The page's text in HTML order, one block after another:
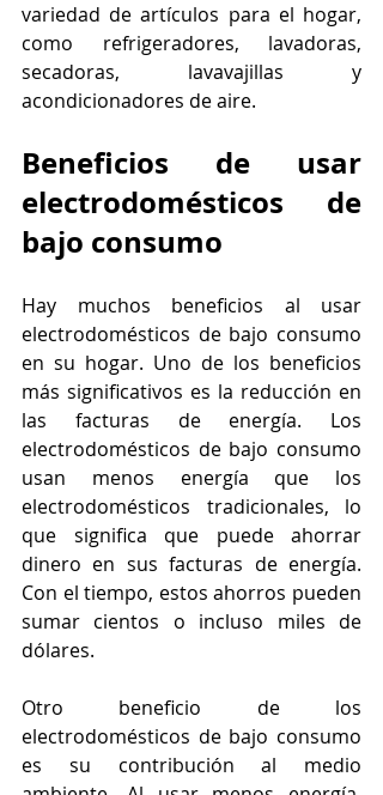
variedad de artículos para el hogar,
como refrigeradores, lavadoras,
secadoras, lavavajillas y
acondicionadores de aire.
Beneficios de usar
electrodomésticos de
bajo consumo
Hay muchos beneficios al usar
electrodomésticos de bajo consumo
en su hogar. Uno de los beneficios
más significativos es la reducción en
las facturas de energía. Los
electrodomésticos de bajo consumo
usan menos energía que los
electrodomésticos tradicionales, lo
que significa que puede ahorrar
dinero en sus facturas de energía.
Con el tiempo, estos ahorros pueden
sumar cientos o incluso miles de
dólares.
Otro beneficio de los
electrodomésticos de bajo consumo
es su contribución al medio